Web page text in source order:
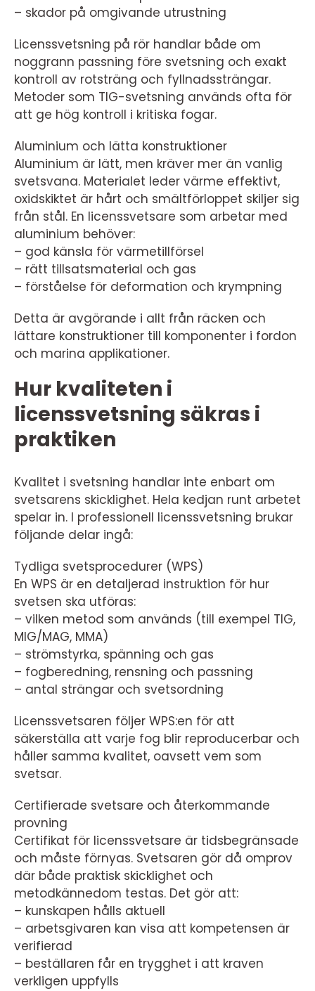
– skador på omgivande utrustning
Licenssvetsning på rör handlar både om
noggrann passning före svetsning och exakt
kontroll av rotsträng och fyllnadssträngar.
Metoder som TIG-svetsning används ofta för
att ge hög kontroll i kritiska fogar.
Aluminium och lätta konstruktioner
Aluminium är lätt, men kräver mer än vanlig
svetsvana. Materialet leder värme effektivt,
oxidskiktet är hårt och smältförloppet skiljer sig
från stål. En licenssvetsare som arbetar med
aluminium behöver:
– god känsla för värmetillförsel
– rätt tillsatsmaterial och gas
– förståelse för deformation och krympning
Detta är avgörande i allt från räcken och
lättare konstruktioner till komponenter i fordon
och marina applikationer.
Hur kvaliteten i
licenssvetsning säkras i
praktiken
Kvalitet i svetsning handlar inte enbart om
svetsarens skicklighet. Hela kedjan runt arbetet
spelar in. I professionell licenssvetsning brukar
följande delar ingå:
Tydliga svetsprocedurer (WPS)
En WPS är en detaljerad instruktion för hur
svetsen ska utföras:
– vilken metod som används (till exempel TIG,
MIG/MAG, MMA)
– strömstyrka, spänning och gas
– fogberedning, rensning och passning
– antal strängar och svetsordning
Licenssvetsaren följer WPS:en för att
säkerställa att varje fog blir reproducerbar och
håller samma kvalitet, oavsett vem som
svetsar.
Certifierade svetsare och återkommande
provning
Certifikat för licenssvetsare är tidsbegränsade
och måste förnyas. Svetsaren gör då omprov
där både praktisk skicklighet och
metodkännedom testas. Det gör att:
– kunskapen hålls aktuell
– arbetsgivaren kan visa att kompetensen är
verifierad
– beställaren får en trygghet i att kraven
verkligen uppfylls